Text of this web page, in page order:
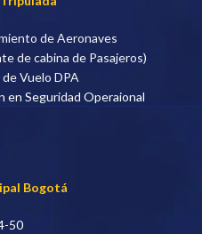
de Aeronaves
de cabina de Pasajeros)
Vuelo DPA
en Seguridad Operaional
Bogotá
50